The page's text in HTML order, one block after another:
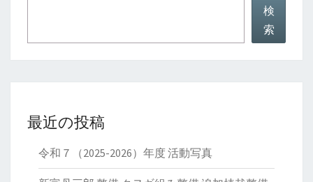
検
索
最近の投稿
令和７（2025-2026）年度 活動写真